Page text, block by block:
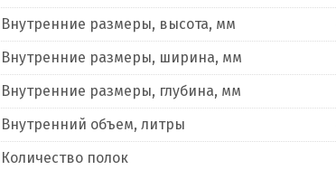
Внутренние размеры, высота, мм
Внутренние размеры, ширина, мм
Внутренние размеры, глубина, мм
Внутренний объем, литры
Количество полок